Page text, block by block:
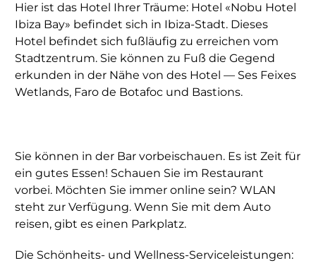
Hier ist das Hotel Ihrer Träume: Hotel «Nobu Hotel
Ibiza Bay» befindet sich in Ibiza-Stadt. Dieses
Hotel befindet sich fußläufig zu erreichen vom
Stadtzentrum. Sie können zu Fuß die Gegend
erkunden in der Nähe von des Hotel — Ses Feixes
Wetlands, Faro de Botafoc und Bastions.
Sie können in der Bar vorbeischauen. Es ist Zeit für
ein gutes Essen! Schauen Sie im Restaurant
vorbei. Möchten Sie immer online sein? WLAN
steht zur Verfügung. Wenn Sie mit dem Auto
reisen, gibt es einen Parkplatz.
Die Schönheits- und Wellness-Serviceleistungen: